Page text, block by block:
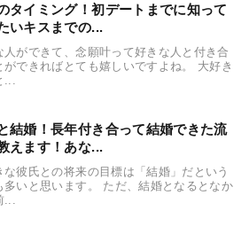
タイミング！初デートまでに知って
いキスまでの...
人ができて、念願叶って好きな人と付き合
ができればとても嬉しいですよね。 大好き
結婚！長年付き合って結婚できた流
えます！あな...
な彼氏との将来の目標は「結婚」だという
多いと思います。 ただ、結婚となるとなか
...